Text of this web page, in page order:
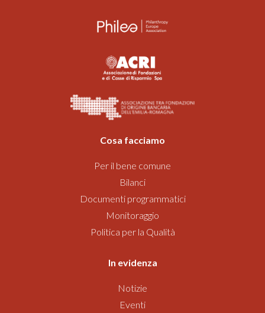
Cosa facciamo
Per il bene comune
Bilanci
Documenti programmatici
Monitoraggio
Politica per la Qualità
In evidenza
Notizie
Eventi